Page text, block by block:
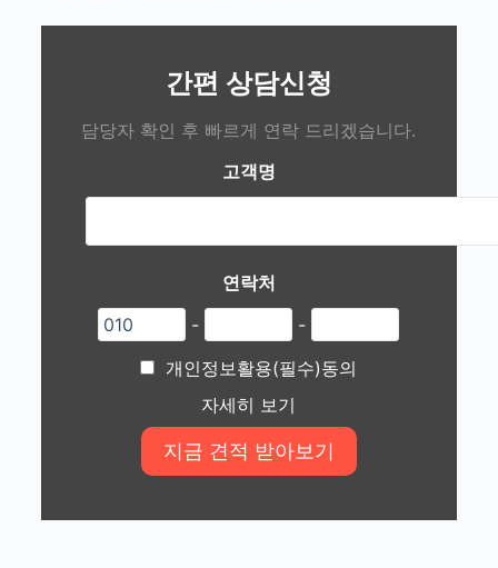
간편 상담신청
담당자 확인 후 빠르게 연락 드리겠습니다.
고객명
연락처
-
-
개인정보활용(필수)동의
자세히 보기